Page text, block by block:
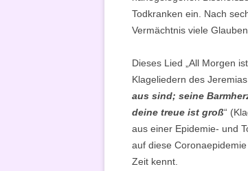
Todkranken ein. Nach
Vermächtnis viele
Dieses Lied „All Morgen
Klageliedern des Jeremias
aus sind; seine
deine treue ist groß“
aus einer Epidemie- und
auf diese
Zeit kennt.